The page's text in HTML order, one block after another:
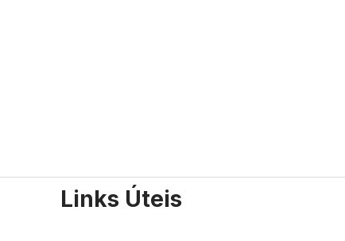
Links Úteis